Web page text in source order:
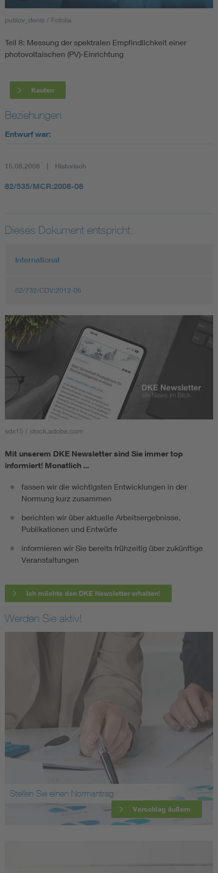
Smart Cities
DKE Fachinformationen im Kontext der Normung
Circular Economy für mehr Ressourceneffizienz
Elektrofachkraft (EFK)
putilov_denis / Fotolia
Teil 8: Messung der spektralen Empfindlichkeit einer
photovoltaischen (PV)-Einrichtung
Kaufen
Beziehungen
Entwurf war:
15.08.2008 Historisch
82/535/MCR:2008-08
Dieses Dokument entspricht:
International
82/732/CDV:2012-06
sdx15 / stock.adobe.com
Mit unserem DKE Newsletter sind Sie immer top
informiert! Monatlich ...
fassen wir die wichtigsten Entwicklungen in der
Normung kurz zusammen
berichten wir über aktuelle Arbeitsergebnisse,
Publikationen und Entwürfe
informieren wir Sie bereits frühzeitig über zukünftige
Veranstaltungen
Ich möchte den DKE Newsletter erhalten!
Werden Sie aktiv!
Stellen Sie einen Normantrag
Vorschlag äußern